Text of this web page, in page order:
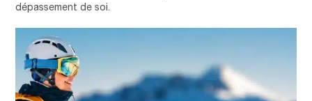
dépassement de soi.